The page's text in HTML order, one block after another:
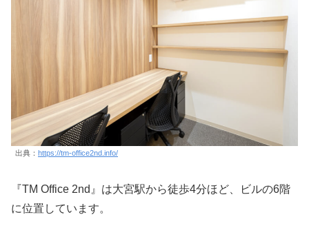
出典： https://tm-office2nd.info/
『TM Office 2nd』は大宮駅から徒歩4分ほど、ビルの6階
に位置しています。